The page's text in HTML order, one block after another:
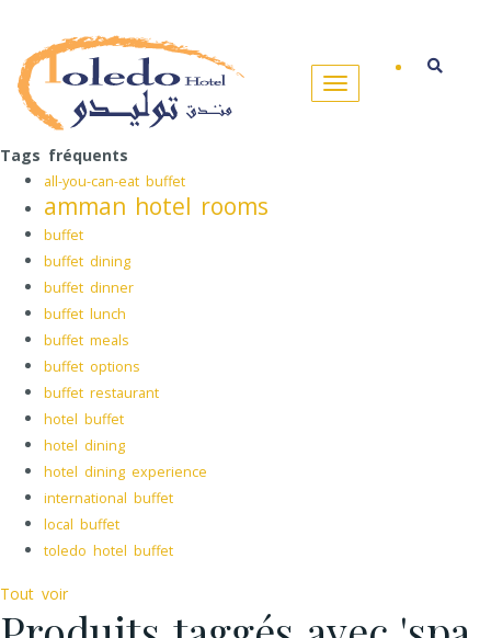
Tags fréquents
all-you-can-eat buffet
amman hotel rooms
buffet
buffet dining
buffet dinner
buffet lunch
buffet meals
buffet options
buffet restaurant
hotel buffet
hotel dining
hotel dining experience
international buffet
local buffet
toledo hotel buffet
Tout voir